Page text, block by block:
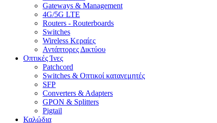
Gateways & Management
4G/5G LTE
Routers - Routerboards
Switches
Wireless Κεραίες
Αντάπτορες Δικτύου
Οπτικές Ίνες
Patchcord
Switches & Οπτικοί κατανεμητές
SFP
Converters & Adapters
GPON & Splitters
Pigtail
Καλώδια